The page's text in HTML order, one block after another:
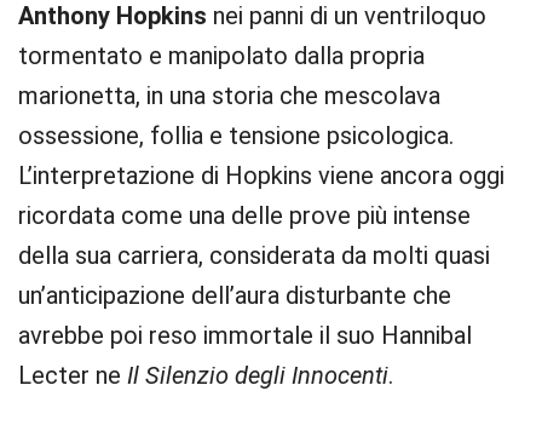
Anthony Hopkins nei panni di un ventriloquo
tormentato e manipolato dalla propria
marionetta, in una storia che mescolava
ossessione, follia e tensione psicologica.
L’interpretazione di Hopkins viene ancora oggi
ricordata come una delle prove più intense
della sua carriera, considerata da molti quasi
un’anticipazione dell’aura disturbante che
avrebbe poi reso immortale il suo Hannibal
Lecter ne Il Silenzio degli Innocenti.